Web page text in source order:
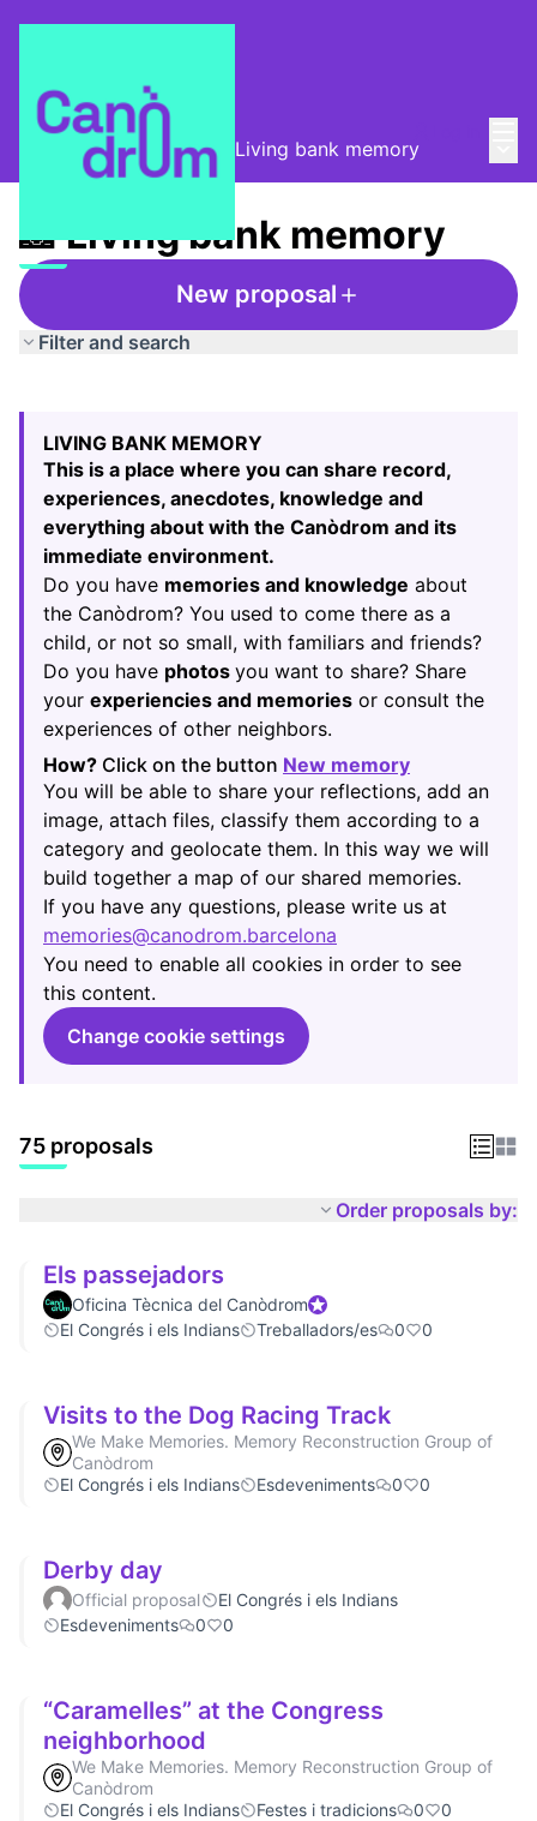
Taula de Memòries / 📸 Living bank memory
📸 Living bank memory
New proposal
Filter and search
−
LIVING BANK MEMORY
This is a place where you can share record,
experiences, anecdotes, knowledge and
everything about with the Canòdrom and its
immediate environment.
Do you have memories and knowledge about
the Canòdrom? You used to come there as a
child, or not so small, with familiars and friends?
Do you have photos you want to share? Share
your experiencies and memories or consult the
experiences of other neighbors.
How? Click on the button New memory
(Opens in
You will be able to share your reflections, add an
image, attach files, classify them according to a
category and geolocate them. In this way we will
build together a map of our shared memories.
If you have any questions, please write us at
memories@canodrom.barcelona
(Opens in new tab)
You need to enable all cookies in order to see
this content.
Change cookie settings
75 proposals
Order proposals by:
Els passejadors
Oficina Tècnica del CanòdromOfficial participant
El Congrés i els Indians
Treballadors/es 0 0
Visits to the Dog Racing Track
We Make Memories. Memory Reconstruction Group of
Canòdrom
El Congrés i els Indians
Esdeveniments 0 0
Derby day
Official proposal
El Congrés i els Indians
Esdeveniments
0 0
“Caramelles” at the Congress
neighborhood
We Make Memories. Memory Reconstruction Group of
Canòdrom
El Congrés i els Indians
Festes i tradicions 0 0